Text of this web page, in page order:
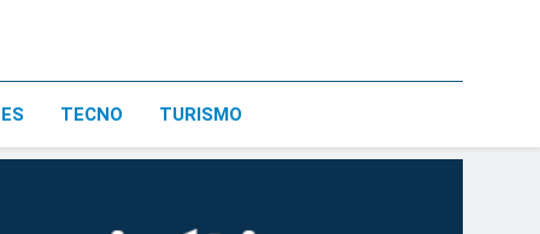
TECNO TURISMO